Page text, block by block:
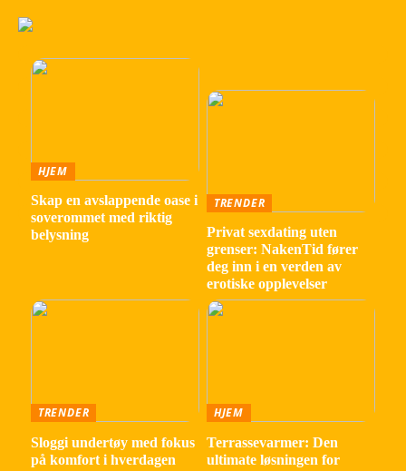
HJEM
Skap en avslappende oase i
soverommet med riktig
belysning
TRENDER
Privat sexdating uten
grenser: NakenTid fører
deg inn i en verden av
erotiske opplevelser
TRENDER
Sloggi undertøy med fokus
på komfort i hverdagen
HJEM
Terrassevarmer: Den
ultimate løsningen for